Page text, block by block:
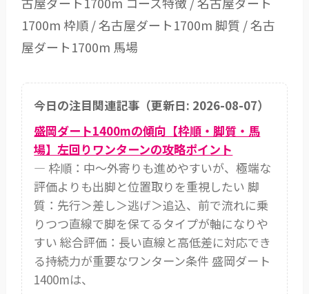
1700m 枠順 / 名古屋ダート1700m 脚質 / 名古
屋ダート1700m 馬場
今日の注目関連記事（更新日: 2026-08-07）
盛岡ダート1400mの傾向【枠順・脚質・馬
場】左回りワンターンの攻略ポイント
— 枠順：中〜外寄りも進めやすいが、極端な
評価よりも出脚と位置取りを重視したい 脚
質：先行＞差し＞逃げ＞追込、前で流れに乗
りつつ直線で脚を保てるタイプが軸になりや
すい 総合評価：長い直線と高低差に対応でき
る持続力が重要なワンターン条件 盛岡ダート
1400mは、